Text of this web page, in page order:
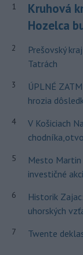
1
Kruhová
Hozelca
2
Prešovský
Tatrách
3
ÚPLNÉ
hrozia
4
V Košiciach
5
Mesto
investičné
6
Historik
uhorských
7 Twente